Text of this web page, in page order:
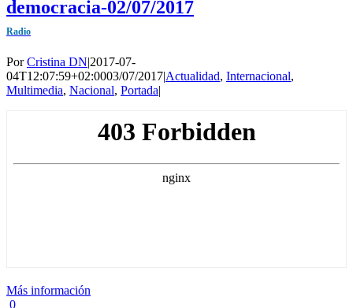
democracia-02/07/2017
Radio
PorCristina DN|2017-07-
04T12:07:59+02:0003/07/2017|Actualidad, Internacional,
Multimedia, Nacional, Portada|
Más información
0